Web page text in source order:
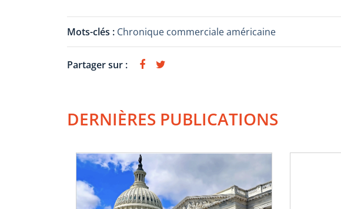
Mots-clés : Chronique commerciale américaine
Partager sur :
DERNIÈRES PUBLICATIONS